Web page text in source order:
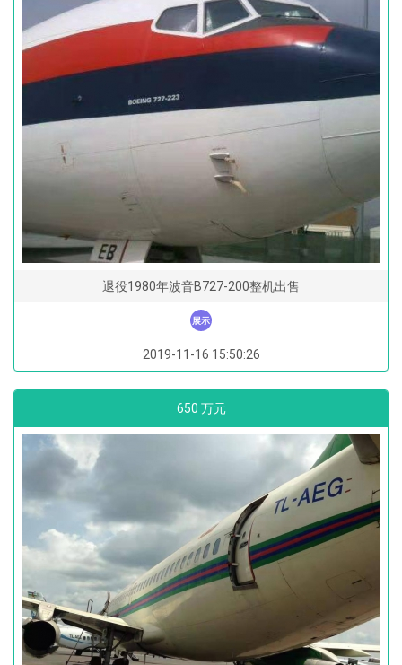
退役1980年波音B727-200整机出售
展示
2019-11-16 15:50:26
650 万元